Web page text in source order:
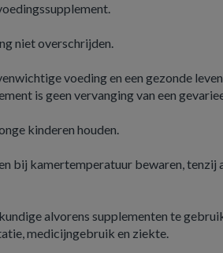
niet overschrijden.
voeding en een gezonde
is geen vervanging van een
kinderen houden.
bij kamertemperatuur bewaren, tenzij
alvorens supplementen te
medicijngebruik en ziekte.